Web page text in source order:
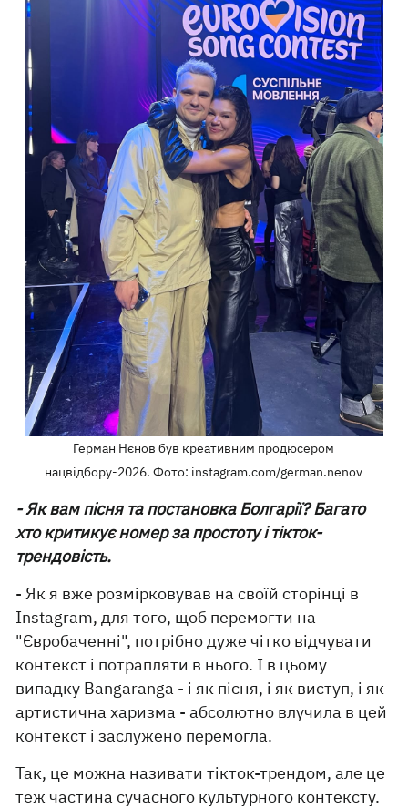
Герман Нєнов був креативним продюсером
нацвідбору-2026. Фото: instagram.com/german.nenov
- Як вам пісня та постановка Болгарії? Багато
хто критикує номер за простоту і тікток-
трендовість.
- Як я вже розмірковував на своїй сторінці в
Instagram, для того, щоб перемогти на
"Євробаченні", потрібно дуже чітко відчувати
контекст і потрапляти в нього. І в цьому
випадку Bangaranga - і як пісня, і як виступ, і як
артистична харизма - абсолютно влучила в цей
контекст і заслужено перемогла.
Так, це можна називати тікток-трендом, але це
теж частина сучасного культурного контексту.